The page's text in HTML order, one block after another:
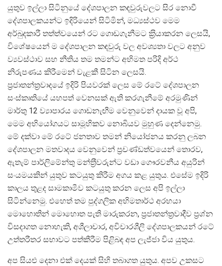
යුතුව ඉල්ලා සිටිනුයේ දේශපාලන කඳවුරුවලට සිර නොවී
දේශපාලකයන්ට ඉදිරියෙන් සිටිමින්, මධ්‍යස්ථව මෙම
අර්බුදකාරී තත්ත්වයෙන් රට ගොඩගැනීමට ක‍්‍රියාකරන ලෙසයි,
විශේෂයෙන් ම දේශපාලන කඳවුරු වල අවශ්‍යතා වලට අනුව
ව්‍යවස්ථාව සහ නීතිය තම තමන්ට අභිමත පරිදි අර්ථ
නිරුපණය කිරීමෙන් වැළකී සිටින ලෙසයි.
ප‍්‍රජාතන්ත‍්‍රවාදයේ ඉදිරි පියවරක් ලෙස මේ රටේ දේශපාලන
සංස්කෘතියේ යහපත් වෙනසක් ඇති කරගැනීමේ අරමුණින්
මාර්තු 12 ව්‍යාපාරය ගොඩනැඟීම වෙනුවෙන් දායක වූ අපි,
මෙම අභියෝගයට සාමූහිකව නොබියව මුහුණ දෙන්නෙමු.
මේ දක්වා මේ රටේ ජනතාව තමන් නියෝජනය කරනු ලබන
දේශපාලන මතවාදය වෙනුවෙන් ප‍්‍රචණ්ඩත්වයෙන් තොරව,
ඇතැම් පාර්ලිමේන්තු මන්ත‍්‍රීවරුන්ට වඩා ගෞරවනීය අයුරින්
සංයමයකින් යුතුව කටයුතු කිරීම අගය කළ යුතුය. එසේම ඉදිරි
කාලය තුළද සාමකාමීව කටයුතු කරන ලෙස අපි ඉල්ලා
සිටින්නෙමු. එහෙත් තම පුද්ගලික අභිමතාර්ථ අරභයා
මොහොතින් මොහොත පැති මාරුකරන, ප‍්‍රජාතන්ත‍්‍රවාදීව ප‍්‍රශ්න
විසදාගත නොහැකි, අශීලාචාර, අවිචාරශීලි දේශපාලකයන් රටේ
උත්තරීතර සභාවට පත්කීරීම පිළිබඳ අප ලැජ්ජා විය යුතුය.
අප සියළු දෙනා එක් දෙයක් සිහි තබාගත යුතුය. අපව උකසට